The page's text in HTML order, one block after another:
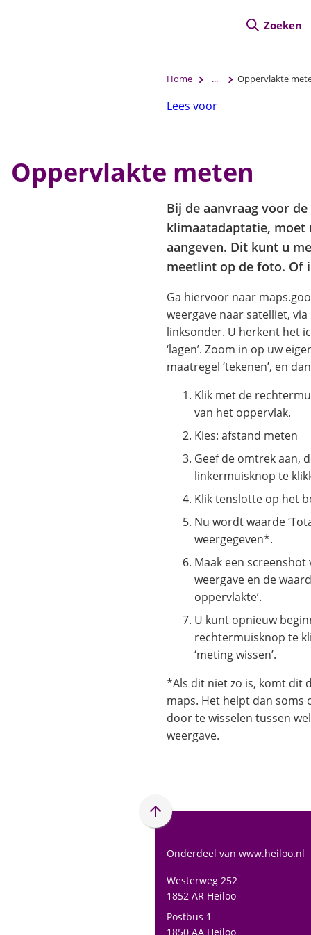
Zoeken
Home ... Oppervlakte
Lees voor
Oppervlakte meten
Bij de aanvraag voor
klimaatadaptatie, moet
aangeven. Dit kunt u
meetlint op de foto. Of
Ga hiervoor naar
weergave naar satelliet,
linksonder. U herkent het
‘lagen’. Zoom in op uw
maatregel ‘tekenen’, en
Klik met de
van het oppervlak.
Kies: afstand meten
Geef de omtrek aan,
linkermuisknop te
Klik tenslotte op het
Nu wordt waarde
weergegeven*.
Maak een screenshot
weergave en de
oppervlakte’.
U kunt opnieuw
rechtermuisknop te
‘meting wissen’.
*Als dit niet zo is, komt dit
maps. Het helpt dan soms
door te wisselen tussen
weergave.
Scroll
boven
het
van
Onderdeel van www.heiloo.nl
Westerweg 252
1852 AR Heiloo
Postbus 1
1850 AA Heiloo